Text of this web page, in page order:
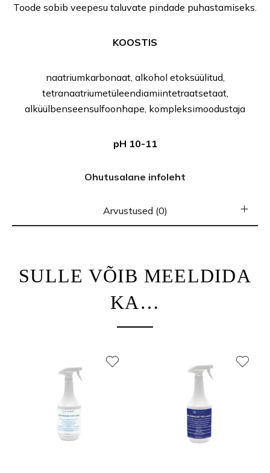
Toode sobib veepesu taluvate pindade puhastamiseks.
KOOSTIS
naatriumkarbonaat, alkohol etoksüülitud,
tetranaatriumetüleendiamiintetraatsetaat,
alküülbenseensulfoonhape, kompleksimoodustaja
pH 10-11
Ohutusalane infoleht
Arvustused (0)
SULLE VÕIB MEELDIDA
KA…